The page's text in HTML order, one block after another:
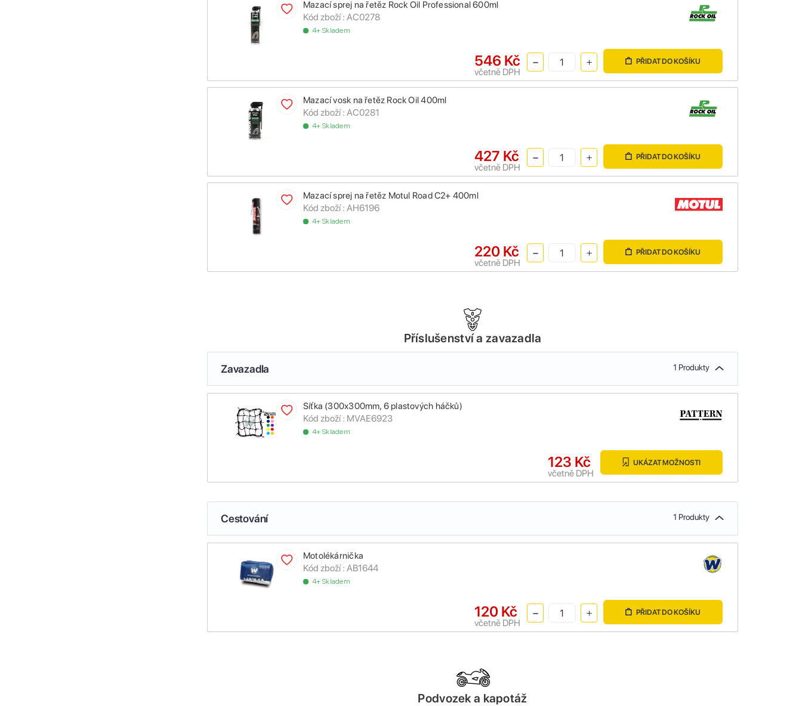
Mazací sprej na řetěz Rock Oil Professional 600ml
Kód zboží : AC0278
4+ Skladem
546 Kč
včetně DPH
PŘIDAT DO KOŠÍKU
Mazací vosk na řetěz Rock Oil 400ml
Kód zboží : AC0281
4+ Skladem
427 Kč
včetně DPH
PŘIDAT DO KOŠÍKU
Mazací sprej na řetěz Motul Road C2+ 400ml
Kód zboží : AH6196
4+ Skladem
220 Kč
včetně DPH
PŘIDAT DO KOŠÍKU
Příslušenství a zavazadla
Zavazadla 1 Produkty
Síťka (300x300mm, 6 plastových háčků)
Kód zboží : MVAE6923
4+ Skladem
123 Kč
včetně DPH
UKÁZAT MOŽNOSTI
Cestování 1 Produkty
Motolékárnička
Kód zboží : AB1644
4+ Skladem
120 Kč
včetně DPH
PŘIDAT DO KOŠÍKU
Podvozek a kapotáž